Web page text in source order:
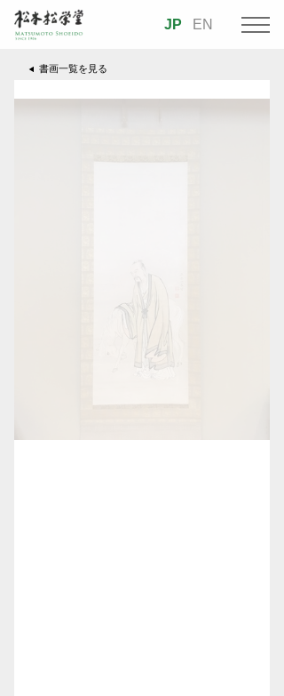
JP EN
書画一覧を見る